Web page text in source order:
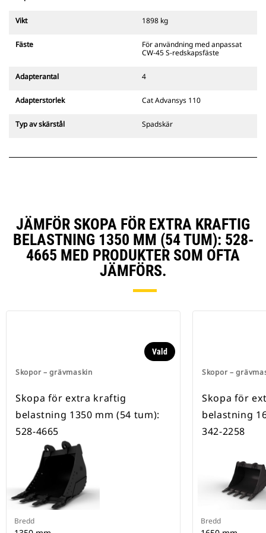
Cats pinnmonterade
med bandgående grävmaskiner
grävmaskiner. Fästen för
Tillbehör som är kompatibla med
använder det fasta
killåsningssystem som håller
grävmaskiner.
Vikt 1898 kg
Fäste
För användning med anpassat
CW-45 S-redskapsfäste
Adapterantal 4
Adapterstorlek Cat Advansys 110
Typ av skärstål Spadskär
JÄMFÖR SKOPA FÖR EXTRA KRAFTIG
BELASTNING 1350 MM (54 TUM): 528-
4665 MED PRODUKTER SOM OFTA
JÄMFÖRS.
Skopor – grävmaskin
Vald
Skopa för extra kraftig
belastning 1350 mm (54 tum):
528-4665
Bredd
Skopor –
Skopa för
belastning
342-2258
Bredd